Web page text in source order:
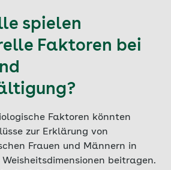
spielen
Faktoren bei
Faktoren könnten
zur Erklärung von
Frauen und Männern in
beitragen.